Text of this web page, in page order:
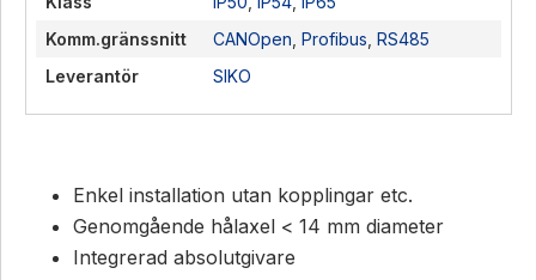
Komm.gränssnitt
CANOpen Profibus RS485
Leverantör
SIKO
Enkel installation utan kopplingar etc.
Genomgående hålaxel < 14 mm diameter
Integrerad absolutgivare